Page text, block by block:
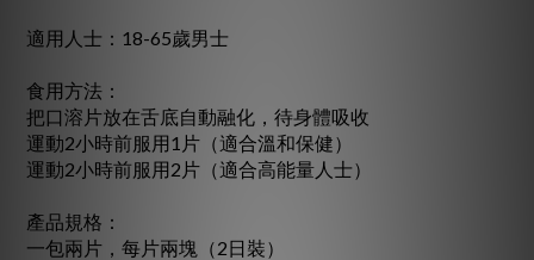
適用人士：18-65歲男士
食用方法：
把口溶片放在舌底自動融化，待身體吸收
運動2小時前服用1片（適合溫和保健）
運動2小時前服用2片（適合高能量人士）
產品規格：
一包兩片，每片兩塊（2日裝）